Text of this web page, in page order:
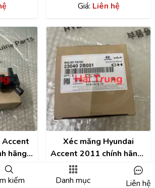
373002B101
Giá: Liên hệ
Accent
hãng |
Xéc măng Hyundai
Accent 2011 chính hãng |
230402B002
kiếm Danh mục Liên hệ